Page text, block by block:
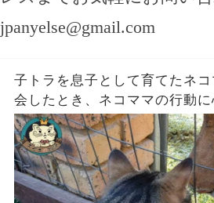
jpanyelse@gmail.com
子トラを息子として育てたネ
会したとき、ネコママの行動
動】